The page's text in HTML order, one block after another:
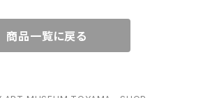
商品一覧に戻る